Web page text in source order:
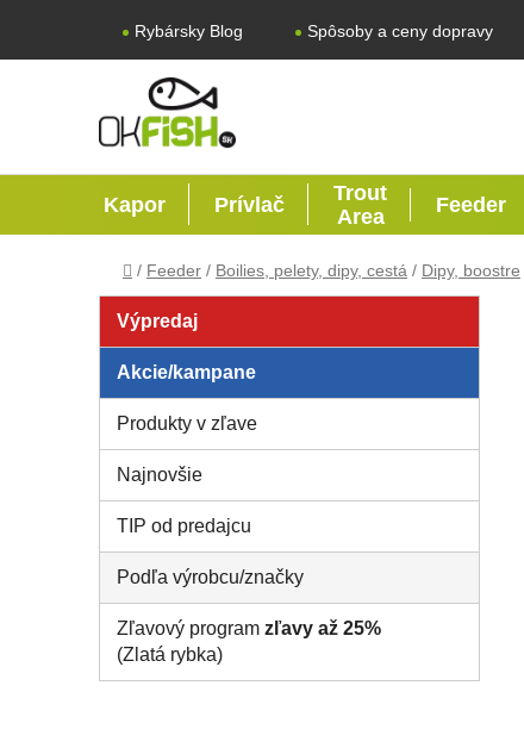
Rybársky Blog Spôsoby a ceny dopravy
Kapor Prívlač
Trout
Area
Feeder
Domov
/ Feeder / Boilies, pelety, dipy, cestá / Dipy, boostre
Bočný panel
Výpredaj
Akcie/kampane
Produkty v zľave
Najnovšie
TIP od predajcu
Podľa výrobcu/značky
Zľavový program zľavy až 25%
(Zlatá rybka)